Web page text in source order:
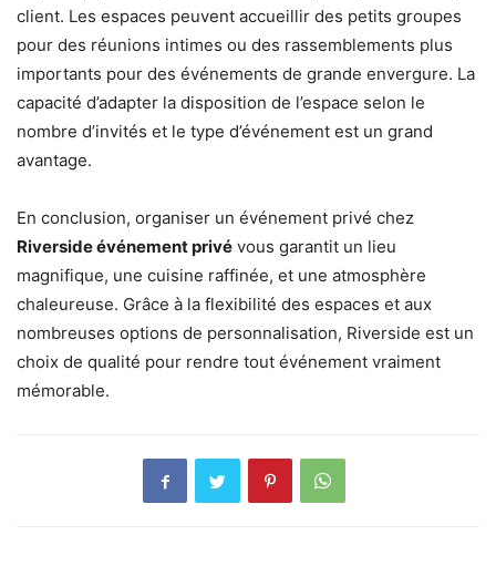
client. Les espaces peuvent accueillir des petits groupes
pour des réunions intimes ou des rassemblements plus
importants pour des événements de grande envergure. La
capacité d’adapter la disposition de l’espace selon le
nombre d’invités et le type d’événement est un grand
avantage.
En conclusion, organiser un événement privé chez
Riverside événement privé vous garantit un lieu
magnifique, une cuisine raffinée, et une atmosphère
chaleureuse. Grâce à la flexibilité des espaces et aux
nombreuses options de personnalisation, Riverside est un
choix de qualité pour rendre tout événement vraiment
mémorable.